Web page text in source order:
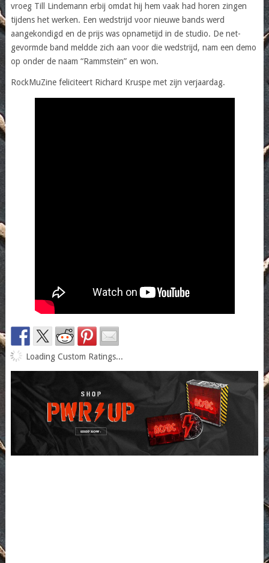
vroeg Till Lindemann erbij omdat hij hem vaak had horen zingen
tijdens het werken. Een wedstrijd voor nieuwe bands werd
aangekondigd en de prijs was opnametijd in de studio. De net-
gevormde band meldde zich aan voor die wedstrijd, nam een demo
op onder de naam “Rammstein” en won.
RockMuZine feliciteert Richard Kruspe met zijn verjaardag.
Loading Custom Ratings...